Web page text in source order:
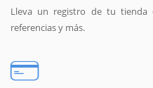
Lleva un registro de tu tienda
referencias y más.